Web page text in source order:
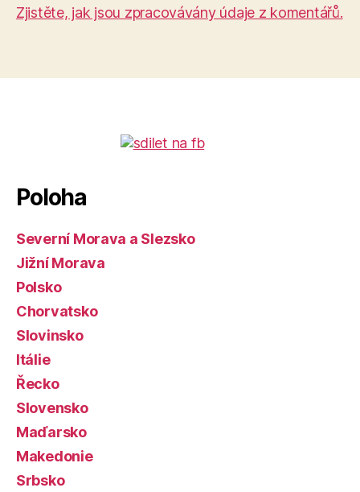
Zjistěte, jak jsou zpracovávány údaje z komentářů.
Poloha
Severní Morava a Slezsko
Jižní Morava
Polsko
Chorvatsko
Slovinsko
Itálie
Řecko
Slovensko
Maďarsko
Makedonie
Srbsko